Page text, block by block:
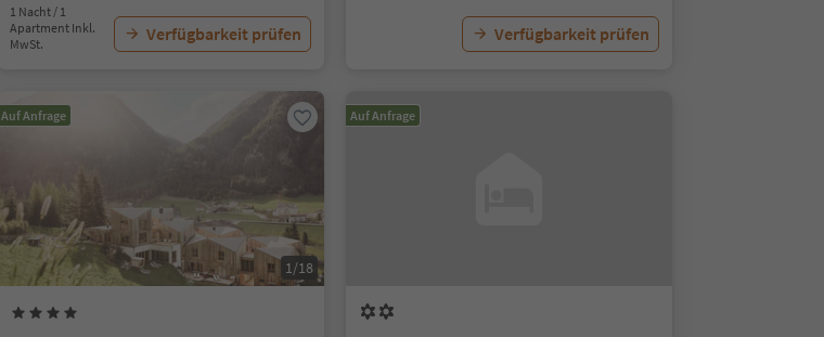
1 Nacht / 1
Apartment Inkl.
MwSt.
Verfügbarkeit prüfen Verfügbarkeit prüfen
Auf Anfrage
1/18
Auf Anfrage